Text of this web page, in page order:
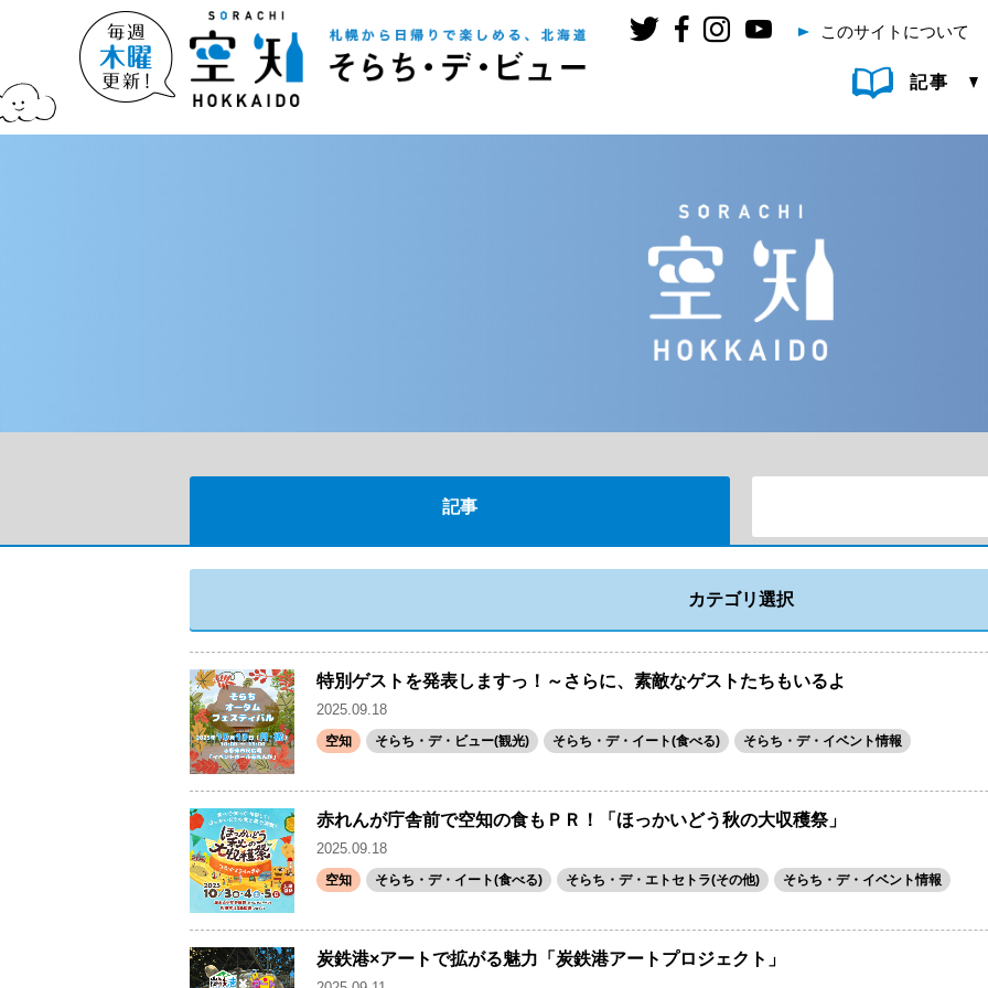
このサイトについて
記事
記事
カテゴリ選択
特別ゲストを発表しますっ！～さらに、素敵なゲストたちもいるよ
2025.09.18
空知 そらち・デ・ビュー(観光) そらち・デ・イート(食べる) そらち・デ・イベント情報
赤れんが庁舎前で空知の食もＰＲ！「ほっかいどう秋の大収穫祭」
2025.09.18
空知 そらち・デ・イート(食べる) そらち・デ・エトセトラ(その他) そらち・デ・イベント情報
炭鉄港×アートで拡がる魅力「炭鉄港アートプロジェクト」